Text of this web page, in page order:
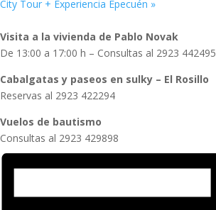
City Tour + Experiencia Epecuén »
Visita a la vivienda de Pablo Novak
De 13:00 a 17:00 h – Consultas al 2923 442495
Cabalgatas y paseos en sulky – El Rosillo
Reservas al 2923 422294
Vuelos de bautismo
Consultas al 2923 429898